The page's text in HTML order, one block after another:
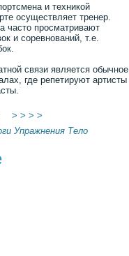
и техникой
осуществляет тренер.
часто просматpивают
и соревнований, т.е.
связи является обычное
где репетируют артисты
> > > >
Упражнения Тело